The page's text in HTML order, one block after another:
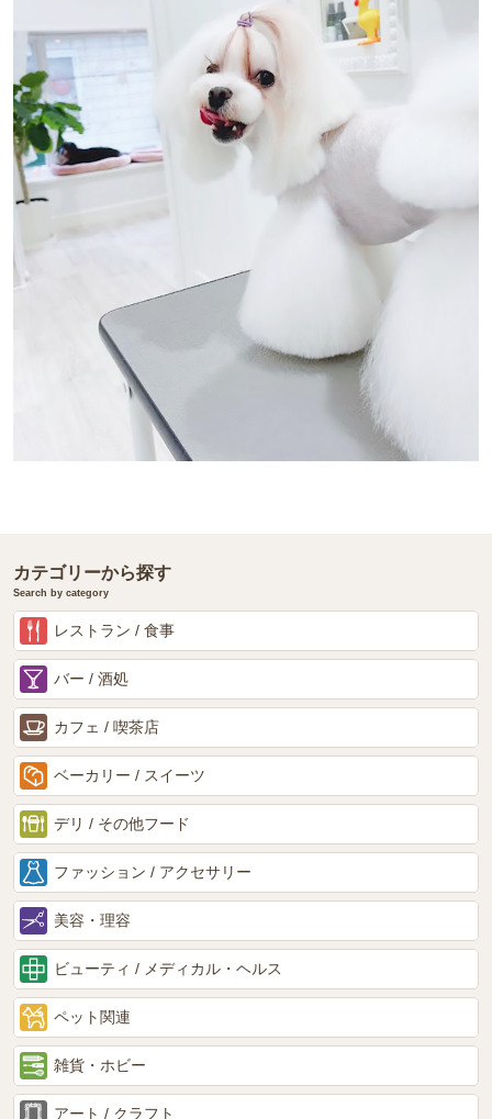
カテゴリーから探す
Search by category
レストラン / 食事
バー / 酒処
カフェ / 喫茶店
ベーカリー / スイーツ
デリ / その他フード
ファッション / アクセサリー
美容・理容
ビューティ / メディカル・ヘルス
ペット関連
雑貨・ホビー
アート / クラフト